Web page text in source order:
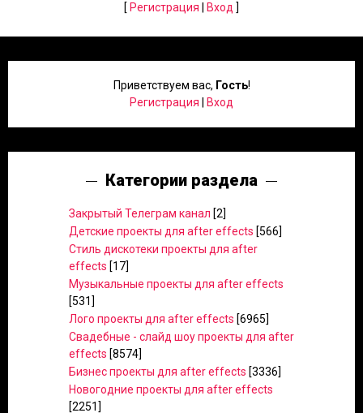
[ Регистрация Вход ]
Приветствуем вас, Гость!
Регистрация
Вход
Категории раздела
Закрытый Телеграм канал [2]
Детские проекты для after effects [566]
Стиль дискотеки проекты для after
effects [17]
Музыкальные проекты для after effects
[531]
Лого проекты для after effects [6965]
Свадебные - слайд шоу проекты для after
effects [8574]
Бизнес проекты для after effects [3336]
Новогодние проекты для after effects
[2251]